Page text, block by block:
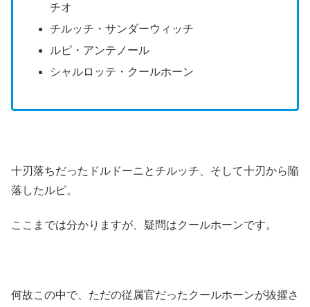
チオ
チルッチ・サンダーウィッチ
ルピ・アンテノール
シャルロッテ・クールホーン
十刃落ちだったドルドーニとチルッチ、そして十刃から陥
落したルピ。
ここまでは分かりますが、疑問はクールホーンです。
何故この中で、ただの従属官だったクールホーンが抜擢さ